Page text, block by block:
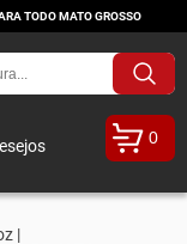
TODO MATO GROSSO
0
|